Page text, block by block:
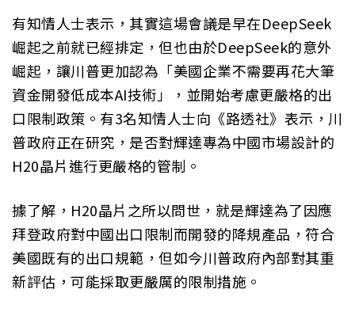
有知情人士表示，其實這場會議是早在DeepSeek
崛起之前就已經排定，但也由於DeepSeek的意外
崛起，讓川普更加認為「美國企業不需要再花大筆
資金開發低成本AI技術」，並開始考慮更嚴格的出
口限制政策。有3名知情人士向《路透社》表示，川
普政府正在研究，是否對輝達專為中國市場設計的
H20晶片進行更嚴格的管制。
據了解，H20晶片之所以問世，就是輝達為了因應
拜登政府對中國出口限制而開發的降規產品，符合
美國既有的出口規範，但如今川普政府內部對其重
新評估，可能採取更嚴厲的限制措施。